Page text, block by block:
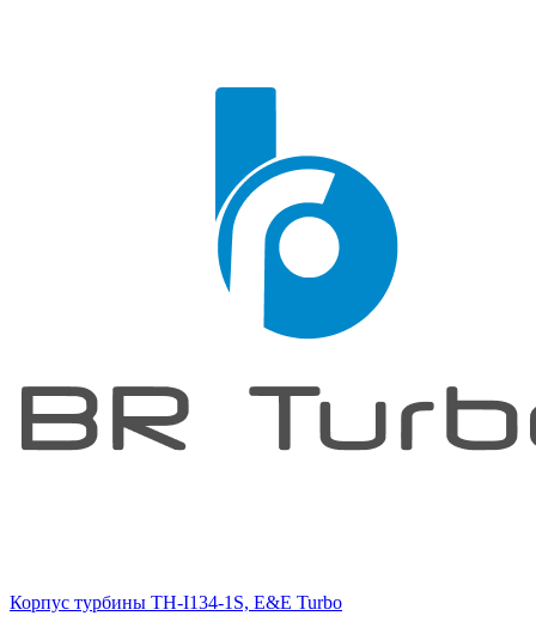
Корпус турбины TH-I134-1S, E&E Turbo